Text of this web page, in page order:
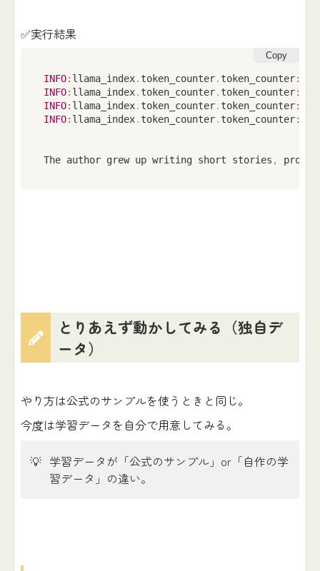
✅実行結果
Copy
INFO: llama_index. token_counter. token_counter:
INFO: llama_index. token_counter. token_counter:
INFO: llama_index. token_counter. token_counter:
INFO: llama_index. token_counter. token_counter:
The author grew up writing short stories ,
とりあえず動かしてみる（独自デ
ータ）
やり方は公式のサンプルを使うときと同じ。
今度は学習データを自分で用意してみる。
💡 学習データが「公式のサンプル」or「自作の学
習データ」の違い。